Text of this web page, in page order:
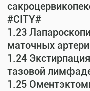
#CITY#
1.23
маточных
1.24
тазовой
1.25